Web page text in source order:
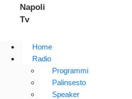
Napoli
Tv
Home
Radio
Programmi
Palinsesto
Speaker